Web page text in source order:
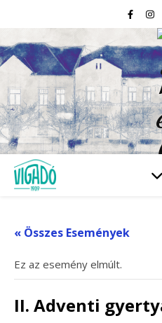
« Összes Események
Ez az esemény elmúlt.
II. Adventi